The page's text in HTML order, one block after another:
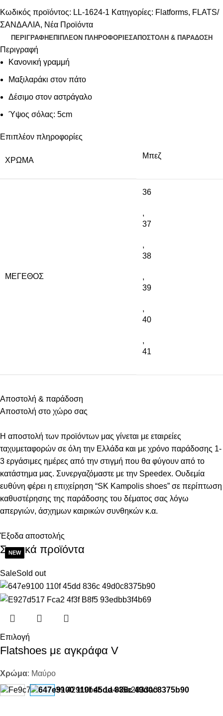
Κωδικός προϊόντος: LL-1624-1 Κατηγορίες: Flatforms, FLATS/
ΣΑΝΔΑΛΙΑ, Νέα Προϊόντα
ΠΕΡΙΓΡΑΦΉ ΕΠΙΠΛΈΟΝ ΠΛΗΡΟΦΟΡΊΕΣΑΠΟΣΤΟΛΉ & ΠΑΡΆΔΟΣΗ
Περιγραφή
Κανονική γραμμή
Μαξιλαράκι στον πάτο
Δέσιμο στον αστράγαλο
Ύψος σόλας: 5cm
Επιπλέον πληροφορίες
ΧΡΏΜΑ
Μπεζ
ΜΈΓΕΘΟΣ
36
,
37
,
38
,
39
,
40
,
41
Αποστολή & παράδοση
Αποστολή στο χώρο σας
Η αποστολή των προϊόντων μας γίνεται με εταιρείες
ταχυμεταφορών σε όλη την Ελλάδα και με χρόνο παράδοσης 1-
3 εργάσιμες ημέρες από την στιγμή που θα φύγουν από το
κατάστημα μας. Συνεργαζόμαστε με την Speedex. Oυδεμία
ευθύνη φέρει η επιχείρηση “SK Kampolis shoes” σε περίπτωση
καθυστέρησης της παράδοσης του δέματος σας λόγω
απεργιών, άσχημων καιρικών συνθηκών κ.α.
Έξοδα αποστολής
Σχετικά προϊόντα
SaleSold out
Επιλογή
Flatshoes με αγκράφα V
Χρώμα: Μαύρο